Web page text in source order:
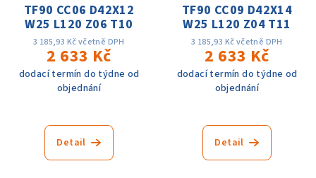
TF90 CC06 D42X12
W25 L120 Z06 T10
3 185,93 Kč včetně DPH
2 633 Kč
dodací termín do týdne od
objednání
Detail
TF90 CC09 D42X14
W25 L120 Z04 T11
3 185,93 Kč včetně DPH
2 633 Kč
dodací termín do týdne od
objednání
Detail